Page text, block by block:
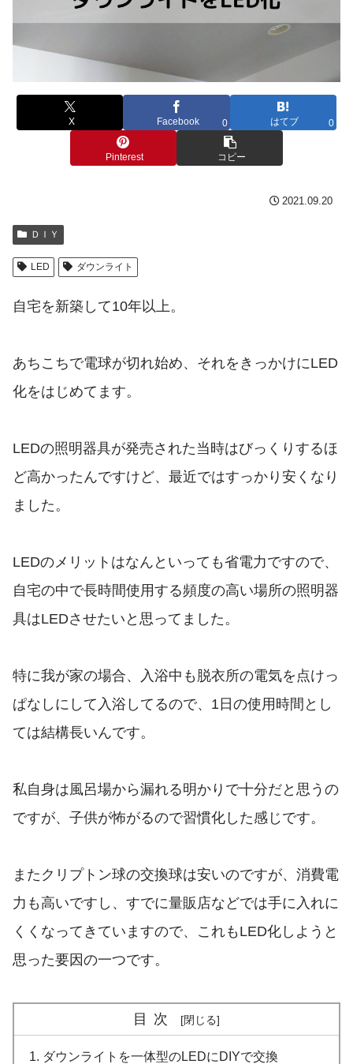
X Facebook 0 はてブ 0
Pinterest コピー
2021.09.20
ＤＩＹ
LED ダウンライト
自宅を新築して10年以上。
あちこちで電球が切れ始め、それをきっかけにLED
化をはじめてます。
LEDの照明器具が発売された当時はびっくりするほ
ど高かったんですけど、最近ではすっかり安くなり
ました。
LEDのメリットはなんといっても省電力ですので、
自宅の中で長時間使用する頻度の高い場所の照明器
具はLEDさせたいと思ってました。
特に我が家の場合、入浴中も脱衣所の電気を点けっ
ぱなしにして入浴してるので、1日の使用時間とし
ては結構長いんです。
私自身は風呂場から漏れる明かりで十分だと思うの
ですが、子供が怖がるので習慣化した感じです。
またクリプトン球の交換球は安いのですが、消費電
力も高いですし、すでに量販店などでは手に入れに
くくなってきていますので、これもLED化しようと
思った要因の一つです。
目次
ダウンライトを一体型のLEDにDIYで交換